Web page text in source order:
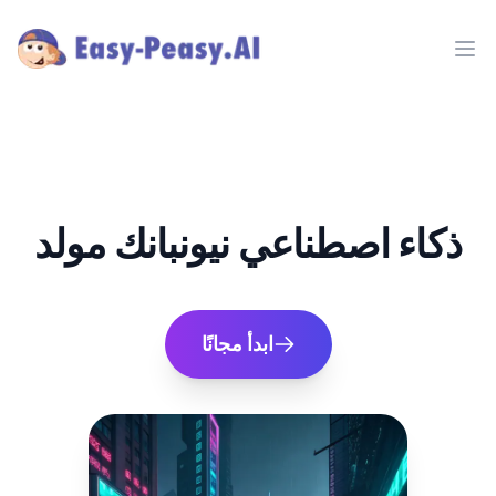
ذكاء اصطناعي نيونبانك مولد
ابدأ مجانًا